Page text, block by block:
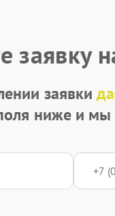
заявку
заявки
ниже и